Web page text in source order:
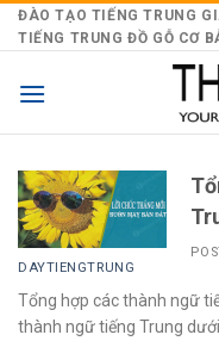
SkipĐÀO TẠO TIẾNG TRUNG
TIẾNG TRUNG ĐỒ GỖ CƠ
DAYTIENGTRUNG
Tổng hợp các thành ngữ
thành ngữ tiếng Trung